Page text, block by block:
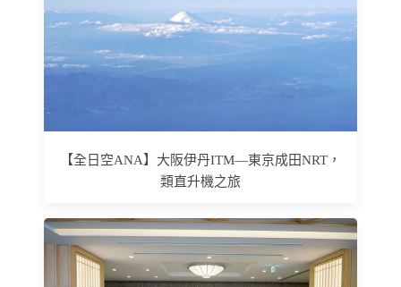
【全日空ANA】大阪伊丹ITM—東京成田NRT，
類直升機之旅